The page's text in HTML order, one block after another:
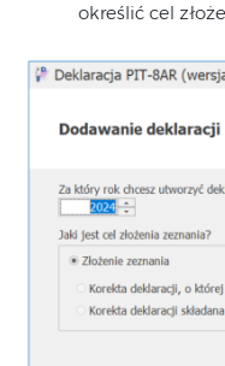
określić cel